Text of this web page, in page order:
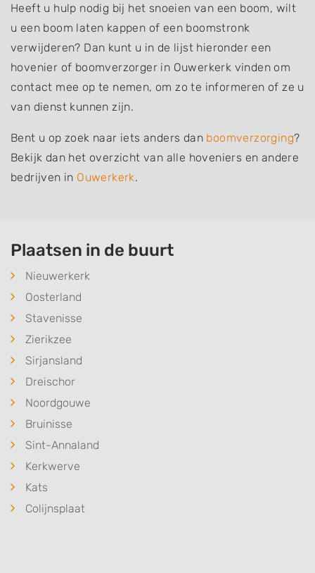
Heeft u hulp nodig bij het snoeien van een boom, wilt
u een boom laten kappen of een boomstronk
verwijderen? Dan kunt u in de lijst hieronder een
hovenier of boomverzorger in Ouwerkerk vinden om
contact mee op te nemen, om zo te informeren of ze u
van dienst kunnen zijn.
Bent u op zoek naar iets anders dan boomverzorging?
Bekijk dan het overzicht van alle hoveniers en andere
bedrijven in Ouwerkerk.
Plaatsen in de buurt
Nieuwerkerk
Oosterland
Stavenisse
Zierikzee
Sirjansland
Dreischor
Noordgouwe
Bruinisse
Sint-Annaland
Kerkwerve
Kats
Colijnsplaat